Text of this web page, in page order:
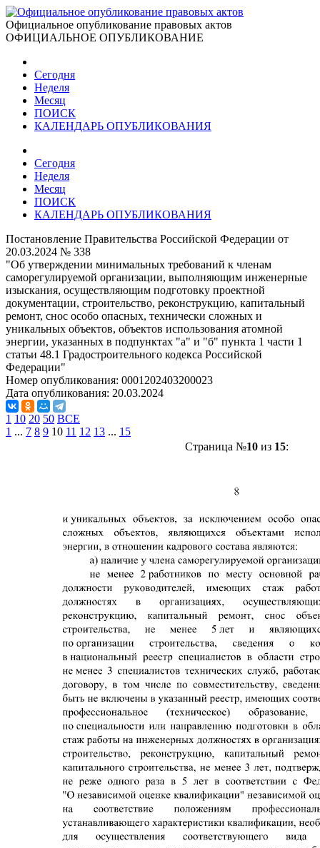
Официальное опубликование правовых актов
ОФИЦИАЛЬНОЕ ОПУБЛИКОВАНИЕ
Сегодня
Неделя
Месяц
ПОИСК
КАЛЕНДАРЬ ОПУБЛИКОВАНИЯ
Сегодня
Неделя
Месяц
ПОИСК
КАЛЕНДАРЬ ОПУБЛИКОВАНИЯ
Постановление Правительства Российской Федерации от
20.03.2024 № 338
"Об утверждении минимальных требований к членам
саморегулируемой организации, выполняющим инженерные
изыскания, осуществляющим подготовку проектной
документации, строительство, реконструкцию, капитальный
ремонт, снос особо опасных, технически сложных и
уникальных объектов, объектов использования атомной
энергии, указанных в подпунктах "а" и "б" пункта 1 части 1
статьи 48.1 Градостроительного кодекса Российской
Федерации"
Номер опубликования: 0001202403200023
Дата опубликования: 20.03.2024
1 10 20 50 ВСЕ
1 ... 7 8 9 10 11 12 13 ... 15
Страница №10из 15: